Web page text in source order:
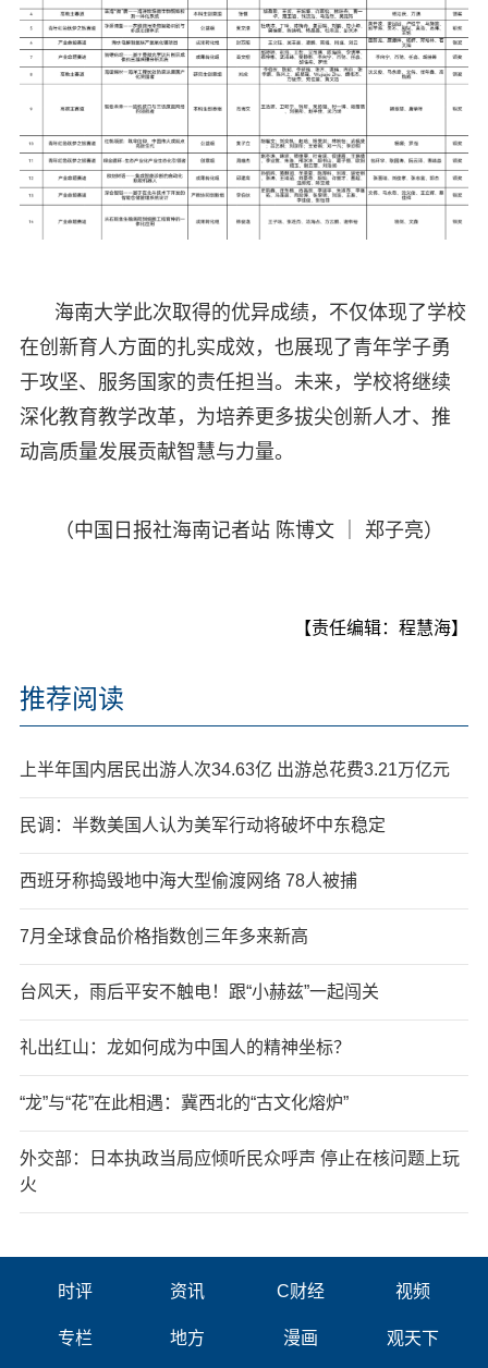
海南大学此次取得的优异成绩，不仅体现了学校
在创新育人方面的扎实成效，也展现了青年学子勇
于攻坚、服务国家的责任担当。未来，学校将继续
深化教育教学改革，为培养更多拔尖创新人才、推
动高质量发展贡献智慧与力量。
（中国日报社海南记者站 陈博文 ｜ 郑子亮）
【责任编辑：程慧海】
推荐阅读
上半年国内居民出游人次34.63亿 出游总花费3.21万亿元
民调：半数美国人认为美军行动将破坏中东稳定
西班牙称捣毁地中海大型偷渡网络 78人被捕
7月全球食品价格指数创三年多来新高
台风天，雨后平安不触电！跟“小赫兹”一起闯关
礼出红山：龙如何成为中国人的精神坐标？
“龙”与“花”在此相遇：冀西北的“古文化熔炉”
外交部：日本执政当局应倾听民众呼声 停止在核问题上玩
火
时评 资讯 C财经 视频
专栏 地方 漫画 观天下